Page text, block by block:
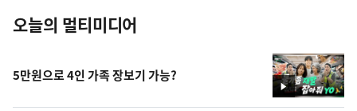
오늘의 멀티미디어
영
5만원으로 4인 가족 장보기 가능?